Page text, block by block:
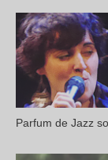
Parfum de Jazz